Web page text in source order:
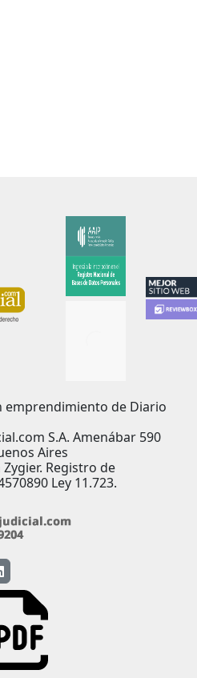
emprendimiento de Diario
S.A. Amenábar 590
Aires
Registro de
Ley 11.723.